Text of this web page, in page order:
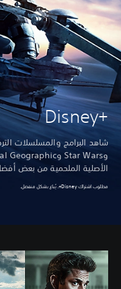
Disney+‎
الأصلية الملحمية من بعض
مطلوب اشتراك Disney+. يُباع بشكل منفصل.